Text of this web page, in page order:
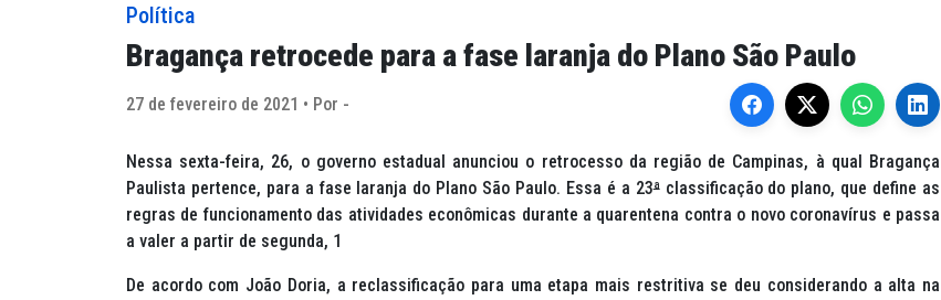
Política
Bragança retrocede para a fase laranja do Plano São Paulo
27 de fevereiro de 2021 • Por -
Nessa sexta-feira, 26, o governo estadual anunciou o retrocesso da região de Campinas, à qual Bragança
Paulista pertence, para a fase laranja do Plano São Paulo. Essa é a 23ªclassificação do plano, que define as
regras de funcionamento das atividades econômicas durante a quarentena contra o novo coronavírus e passa
a valer a partir de segunda, 1
De acordo com João Doria, a reclassificação para uma etapa mais restritiva se deu considerando a alta na